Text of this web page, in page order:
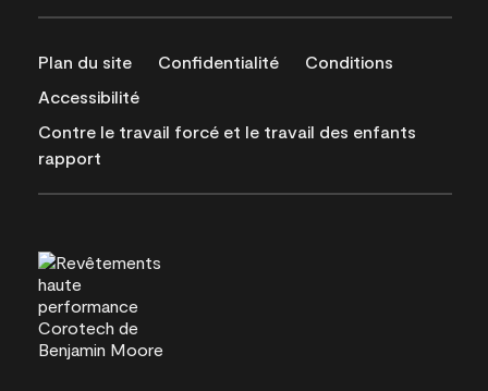
Plan du site Confidentialité
Conditions
Accessibilité
Contre le travail forcé et le travail des enfants
rapport